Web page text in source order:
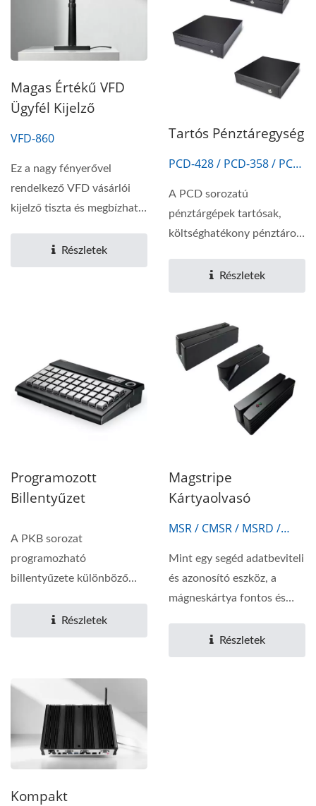
Magas Értékű VFD
Ügyfél Kijelző
VFD-860
Ez a nagy fényerővel
rendelkező VFD vásárlói
kijelző tiszta és megbízható
Részletek
Tartós Pénztáregység
PCD-428 / PCD-358 / PCD-
A PCD sorozatú
pénztárgépek tartósak,
költséghatékony pénztároló
Részletek
Programozott
Billentyűzet
A PKB sorozat
programozható
billentyűzete különböző
Részletek
Magstripe
Kártyaolvasó
MSR / CMSR / MSRD /
Mint egy segéd adatbeviteli
és azonosító eszköz, a
mágneskártya fontos és
Részletek
Kompakt